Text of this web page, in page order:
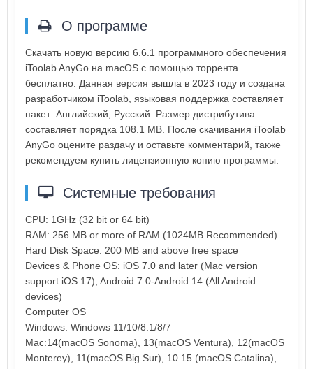
О программе
Скачать новую версию 6.6.1 программного обеспечения
iToolab AnyGo на macOS с помощью торрента
бесплатно. Данная версия вышла в 2023 году и создана
разработчиком iToolab, языковая поддержка составляет
пакет: Английский, Русский. Размер дистрибутива
составляет порядка 108.1 MB. После скачивания iToolab
AnyGo оцените раздачу и оставьте комментарий, также
рекомендуем купить лицензионную копию программы.
Системные требования
CPU: 1GHz (32 bit or 64 bit)
RAM: 256 MB or more of RAM (1024MB Recommended)
Hard Disk Space: 200 MB and above free space
Devices & Phone OS: iOS 7.0 and later (Mac version
support iOS 17), Android 7.0-Android 14 (All Android
devices)
Computer OS
Windows: Windows 11/10/8.1/8/7
Mac:14(macOS Sonoma), 13(macOS Ventura), 12(macOS
Monterey), 11(macOS Big Sur), 10.15 (macOS Catalina),